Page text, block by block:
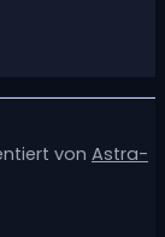
von Astra-